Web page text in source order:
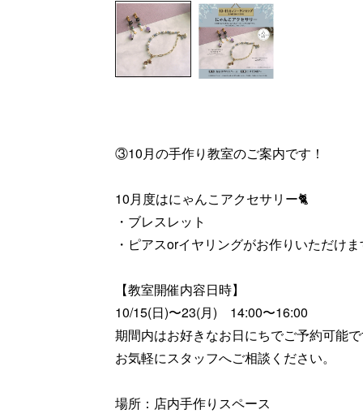
③10月の手作り教室のご案内です！
10月度はにゃんこアクセサリー🐈
・ブレスレット
・ピアスorイヤリングがお作りいただけま
【教室開催内容日時】
10/15(日)〜23(月) 14:00〜16:00
期間内はお好きなお日にちでご予約可能で
お気軽にスタッフへご相談ください。
場所：店内手作りスペース